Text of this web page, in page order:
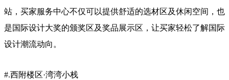
站，买家服务中心不仅可以提供舒适的选材区及休闲空间，也
是国际设计大奖的颁奖区及奖品展示区，让买家轻松了解国际
设计潮流动向。
#.西附楼区·湾湾小栈